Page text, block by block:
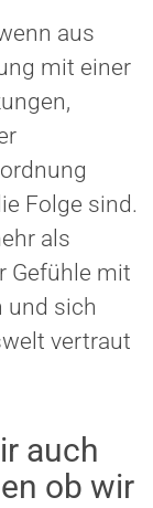
aus
mit einer
Folge sind.
als
Gefühle mit
und sich
vertraut
auch
ob wir